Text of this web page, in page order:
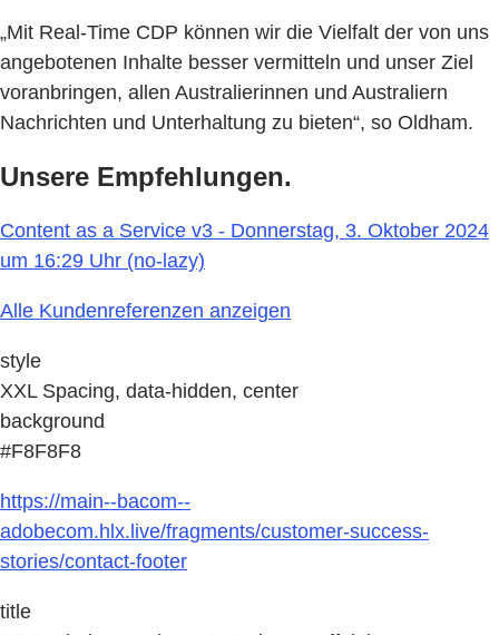
„Mit Real-Time CDP können wir die Vielfalt der von uns
angebotenen Inhalte besser vermitteln und unser Ziel
voranbringen, allen Australierinnen und Australiern
Nachrichten und Unterhaltung zu bieten“, so Oldham.
Unsere Empfehlungen.
Content as a Service v3 - Donnerstag, 3. Oktober 2024
um 16:29 Uhr (no-lazy)
Alle Kundenreferenzen anzeigen
style
XXL Spacing, data-hidden, center
background
#F8F8F8
https://main--bacom--
adobecom.hlx.live/fragments/customer-success-
stories/contact-footer
title